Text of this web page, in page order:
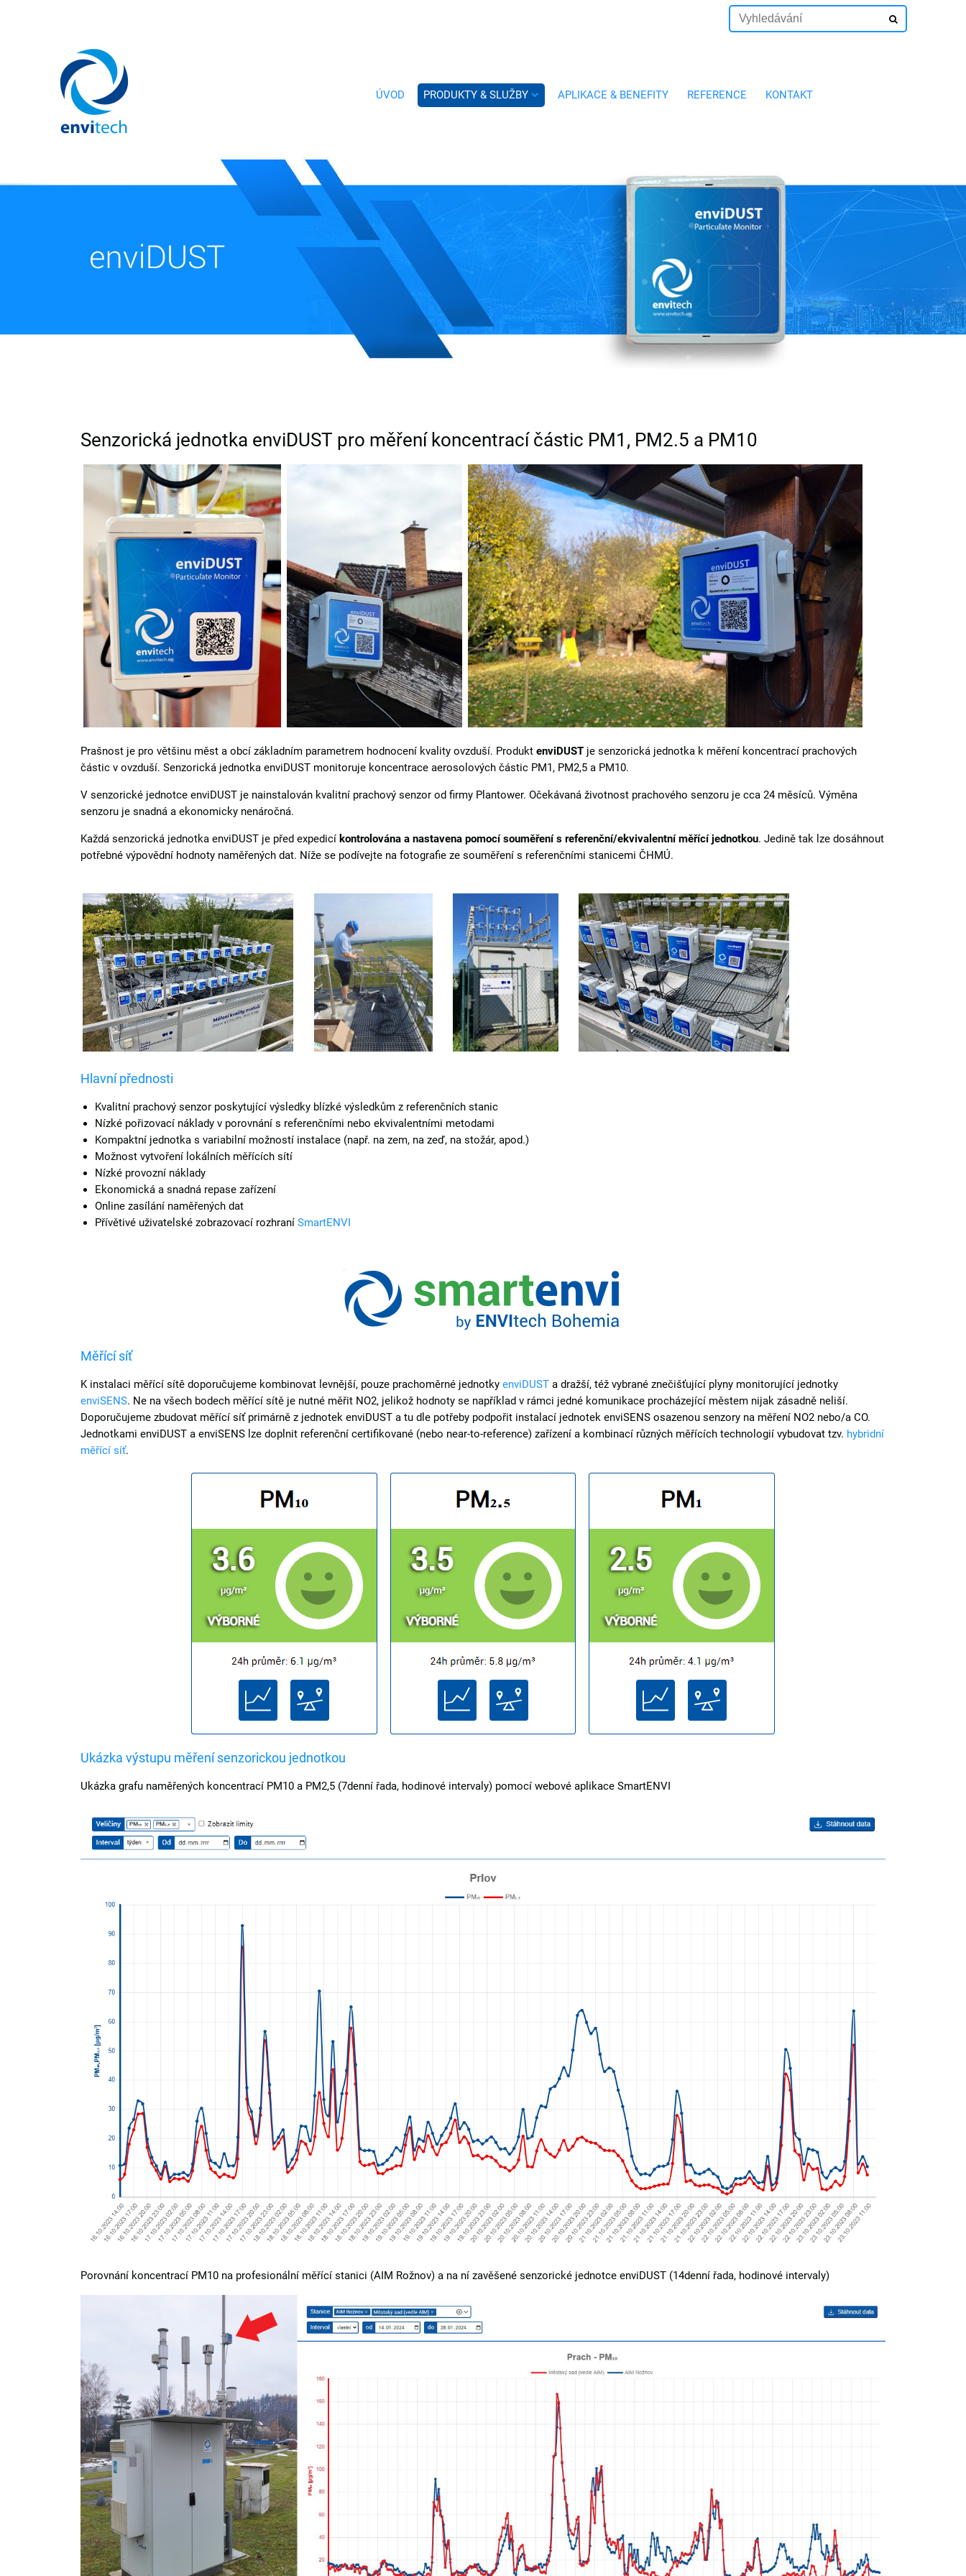
ÚVOD PRODUKTY & SLUŽBY APLIKACE & BENEFITY REFERENCE KONTAKT
Senzorická jednotka enviDUST pro měření koncentrací částic PM1, PM2.5 a PM10
Prašnost je pro většinu měst a obcí základním parametrem hodnocení kvality ovzduší. Produkt enviDUST je senzorická jednotka k měření koncentrací prachových
částic v ovzduší. Senzorická jednotka enviDUST monitoruje koncentrace aerosolových částic PM1, PM2,5 a PM10.
V senzorické jednotce enviDUST je nainstalován kvalitní prachový senzor od firmy Plantower. Očekávaná životnost prachového senzoru je cca 24 měsíců. Výměna
senzoru je snadná a ekonomicky nenáročná.
Každá senzorická jednotka enviDUST je před expedicí kontrolována a nastavena pomocí souměření s referenční/ekvivalentní měřící jednotkou. Jedině tak lze dosáhnout
potřebné výpovědní hodnoty naměřených dat. Níže se podívejte na fotografie ze souměření s referenčními stanicemi ČHMÚ.
Hlavní přednosti
Kvalitní prachový senzor poskytující výsledky blízké výsledkům z referenčních stanic
Nízké pořizovací náklady v porovnání s referenčními nebo ekvivalentními metodami
Kompaktní jednotka s variabilní možností instalace (např. na zem, na zeď, na stožár, apod.)
Možnost vytvoření lokálních měřících sítí
Nízké provozní náklady
Ekonomická a snadná repase zařízení
Online zasílání naměřených dat
Přívětivé uživatelské zobrazovací rozhraní SmartENVI
Měřící síť
K instalaci měřící sítě doporučujeme kombinovat levnější, pouze prachoměrné jednotky enviDUST a dražší, též vybrané znečišťující plyny monitorující jednotky
enviSENS. Ne na všech bodech měřící sítě je nutné měřit NO2, jelikož hodnoty se například v rámci jedné komunikace procházející městem nijak zásadně neliší.
Doporučujeme zbudovat měřící síť primárně z jednotek enviDUST a tu dle potřeby podpořit instalací jednotek enviSENS osazenou senzory na měření NO2 nebo/a CO.
Jednotkami enviDUST a enviSENS lze doplnit referenční certifikované (nebo near-to-reference) zařízení a kombinací různých měřících technologií vybudovat tzv. hybridní
měřící síť.
Ukázka výstupu měření senzorickou jednotkou
Ukázka grafu naměřených koncentrací PM10 a PM2,5 (7denní řada, hodinové intervaly) pomocí webové aplikace SmartENVI
Porovnání koncentrací PM10 na profesionální měřící stanici (AIM Rožnov) a na ní zavěšené senzorické jednotce enviDUST (14denní řada, hodinové intervaly)